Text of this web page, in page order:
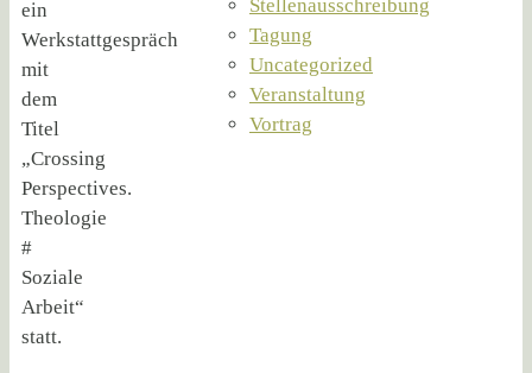
ein
Werkstattgespräch
mit
dem
Titel
„Crossing
Perspectives.
Theologie
#
Soziale
Arbeit“
statt.
Stellenausschreibung
Tagung
Uncategorized
Veranstaltung
Vortrag